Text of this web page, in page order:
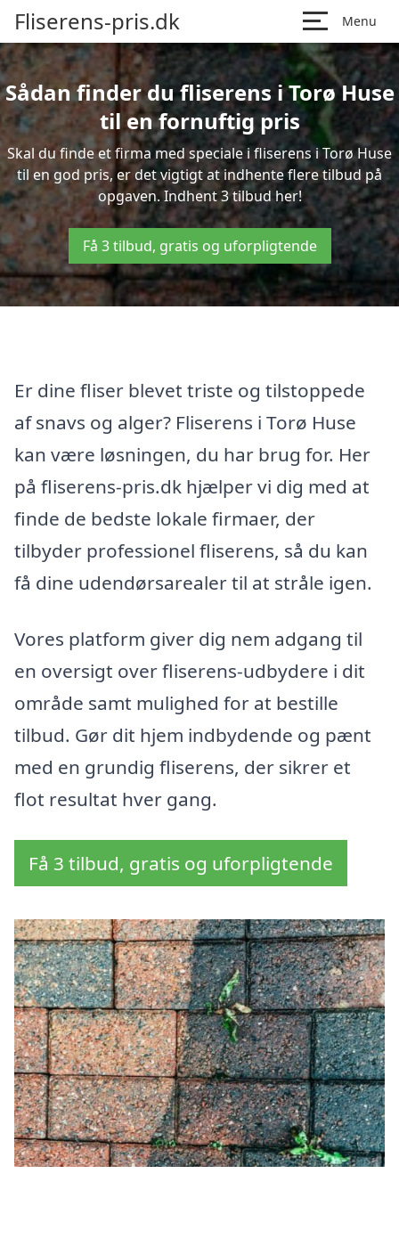
Fliserens-pris.dk Menu
Sådan finder du fliserens i Torø Huse
til en fornuftig pris
Skal du finde et firma med speciale i fliserens i Torø Huse
til en god pris, er det vigtigt at indhente flere tilbud på
opgaven. Indhent 3 tilbud her!
Få 3 tilbud, gratis og uforpligtende
Er dine fliser blevet triste og tilstoppede
af snavs og alger? Fliserens i Torø Huse
kan være løsningen, du har brug for. Her
på fliserens-pris.dk hjælper vi dig med at
finde de bedste lokale firmaer, der
tilbyder professionel fliserens, så du kan
få dine udendørsarealer til at stråle igen.
Vores platform giver dig nem adgang til
en oversigt over fliserens-udbydere i dit
område samt mulighed for at bestille
tilbud. Gør dit hjem indbydende og pænt
med en grundig fliserens, der sikrer et
flot resultat hver gang.
Få 3 tilbud, gratis og uforpligtende